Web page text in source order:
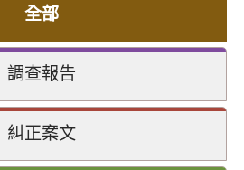
全部
調查報告
糾正案文